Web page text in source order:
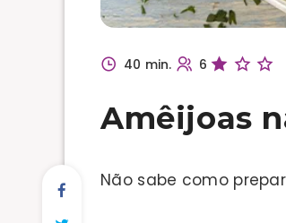
40 min. 6
Amêijoas
Não sabe como